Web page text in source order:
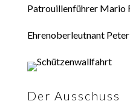
Patrouillenführer Mario
Ehrenoberleutnant
Der Ausschuss